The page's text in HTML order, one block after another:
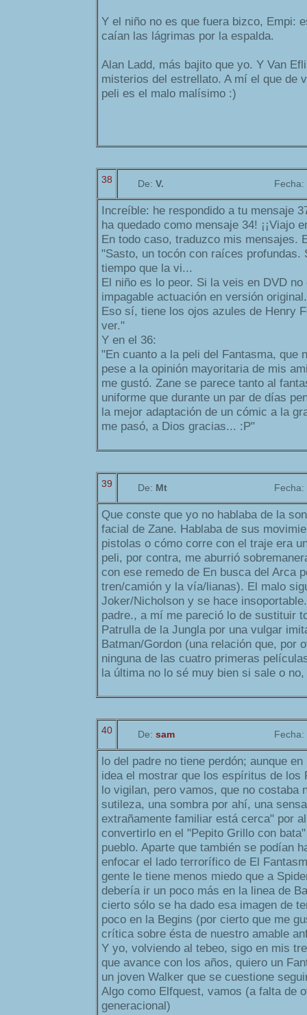
Y el niño no es que fuera bizco, Empi:
caían las lágrimas por la espalda.
Alan Ladd, más bajito que yo. Y Van
misterios del estrellato. A mí el que de
peli es el malo malísimo :)
38 De: V. Fecha:
Increíble: he respondido a tu mensaje
ha quedado como mensaje 34! ¡¡Viajo
En todo caso, traduzco mis mensajes.
"Sasto, un tocón con raíces profundas.
tiempo que la vi...
El niño es lo peor. Si la veis en DVD
impagable actuación en versión
Eso sí, tiene los ojos azules de Henry
ver."
Y en el 36:
"En cuanto a la peli del Fantasma, que
pese a la opinión mayoritaria de mis
me gustó. Zane se parece tanto al
uniforme que durante un par de días
la mejor adaptación de un cómic a la
me pasó, a Dios gracias... :P"
39 De: Mt Fecha:
Que conste que yo no hablaba de la
facial de Zane. Hablaba de sus
pistolas o cómo corre con el traje era
peli, por contra, me aburrió
con ese remedo de En busca del Arca
tren/camión y la vía/lianas). El malo
Joker/Nicholson y se hace
padre., a mí me pareció lo de sustituir
Patrulla de la Jungla por una vulgar
Batman/Gordon (una relación que, por
ninguna de las cuatro primeras
la última no lo sé muy bien si sale o
40 De: sam Fecha:
lo del padre no tiene perdón; aunque
idea el mostrar que los espíritus de los
lo vigilan, pero vamos, que no costaba
sutileza, una sombra por ahí, una
extrañamente familiar está cerca" por
convertirlo en el "Pepito Grillo con
pueblo. Aparte que también se podían
enfocar el lado terrorífico de El
gente le tiene menos miedo que a
debería ir un poco más en la linea de
cierto sólo se ha dado esa imagen de
poco en la Begins (por cierto que me
crítica sobre ésta de nuestro amable
Y yo, volviendo al tebeo, sigo en mis
que avance con los años, quiero un
un joven Walker que se cuestione
Algo como Elfquest, vamos (a falta de
generacional)